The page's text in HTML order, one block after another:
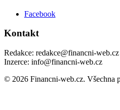
Facebook
Kontakt
Redakce: redakce@financni-web.cz
Inzerce: info@financni-web.cz
© 2026 Financni-web.cz. Všechna